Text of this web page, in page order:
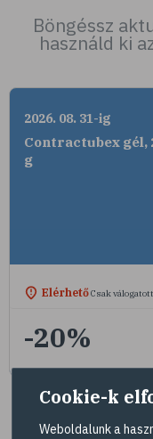
Böngéssz
használd ki
2026. 08. 31-ig
Contractubex gél,
g
ElérhetőCsak
-20%
Cookie-k
Weboldalunk a